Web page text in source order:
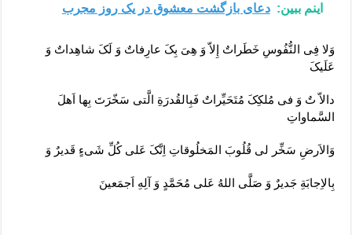
اینم ببین: دعای بازگشت معشوق در یک روز مجرب
وَلا فِی النُّفُوسِ خَطَراتٌ إِلاّ وَ هِیَ بِکَ عارِفاتٌ وَ لَکَ شاهِداتٌ وَ
عَلَیکَ
دالاّ تٌ وَ فی مُلکِکَ مُتَحَیِّراتٌ فَبِالقُدرَةِ الَّتی سَخّرَتَ بِها اَهلَ
السَّماواتِ
وَالاَرضِ سَخِّر لی قُلُوبَ المَخلُوقاتِ اِنَّکَ عَلی کُلِّ شَیءٍ قَدیرٌ وَ
بِالاِجابَةِ جَدیرٌ وَ صَلَّی اللهُ عَلی مُحَمَّدٍ وَ آلِهِ اَجمَعینَ